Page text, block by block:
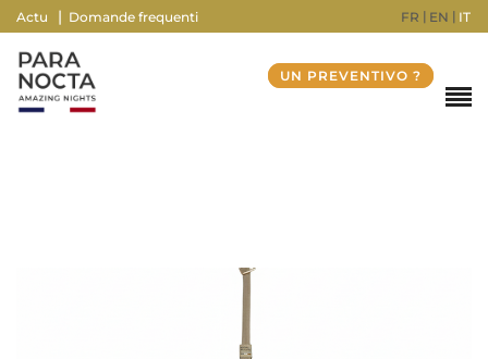
Actu Domande frequenti FR EN IT
UN PREVENTIVO ?